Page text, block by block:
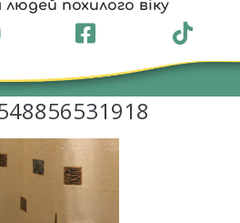
людей похилого віку